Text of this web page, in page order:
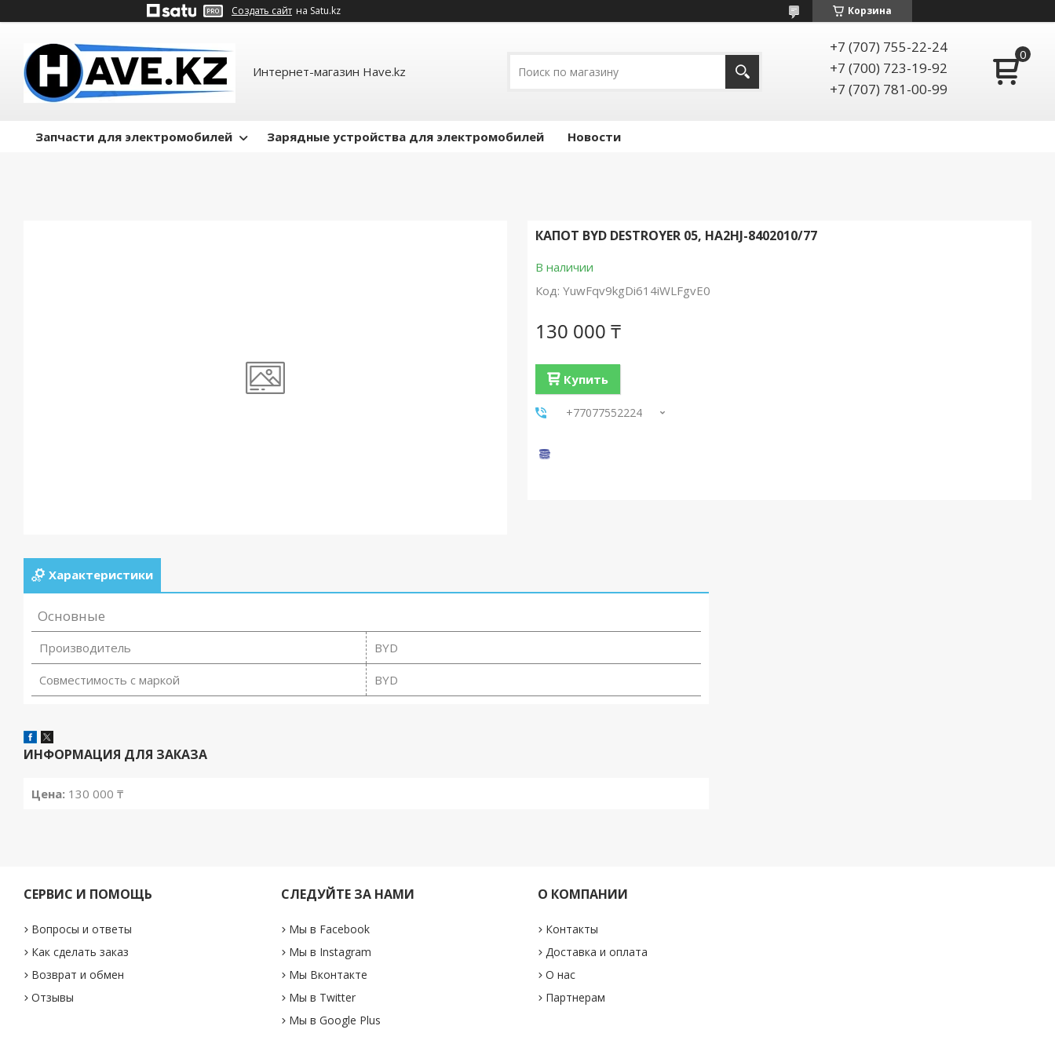
Создать сайт на Satu.kz Корзина
Интернет-магазин Have.kz
+7 (707) 755-22-24
+7 (700) 723-19-92
+7 (707) 781-00-99
Запчасти для электромобилей Зарядные устройства для электромобилей Новости
КАПОТ BYD DESTROYER 05, HA2HJ-8402010/77
В наличии
Код: YuwFqv9kgDi614iWLFgvE0
130 000 ₸
Купить
+77077552224
Характеристики
Основные
Производитель BYD
Совместимость с маркой BYD
ИНФОРМАЦИЯ ДЛЯ ЗАКАЗА
Цена: 130 000 ₸
СЕРВИС И ПОМОЩЬ
Вопросы и ответы
Как сделать заказ
Возврат и обмен
Отзывы
СЛЕДУЙТЕ ЗА НАМИ
Мы в Facebook
Мы в Instagram
Мы Вконтакте
Мы в Twitter
Мы в Google Plus
О КОМПАНИИ
Контакты
Доставка и оплата
О нас
Партнерам